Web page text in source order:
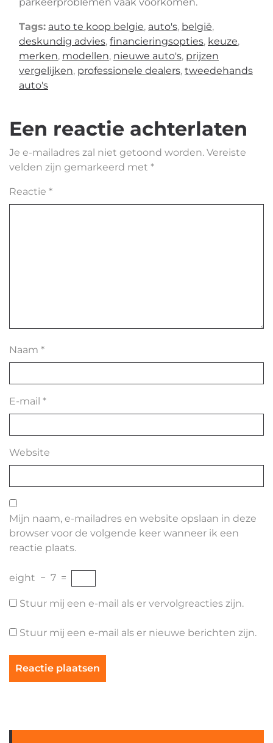
Tags: auto te koop belgie, auto's, belgië,
deskundig advies, financieringsopties, keuze,
merken, modellen, nieuwe auto's, prijzen
vergelijken, professionele dealers, tweedehands
auto's
Een reactie achterlaten
Je e-mailadres zal niet getoond worden. Vereiste
velden zijn gemarkeerd met *
Reactie *
Naam *
E-mail *
Website
Mijn naam, e-mailadres en website opslaan in deze
browser voor de volgende keer wanneer ik een
reactie plaats.
eight − 7 =
Stuur mij een e-mail als er vervolgreacties zijn.
Stuur mij een e-mail als er nieuwe berichten zijn.